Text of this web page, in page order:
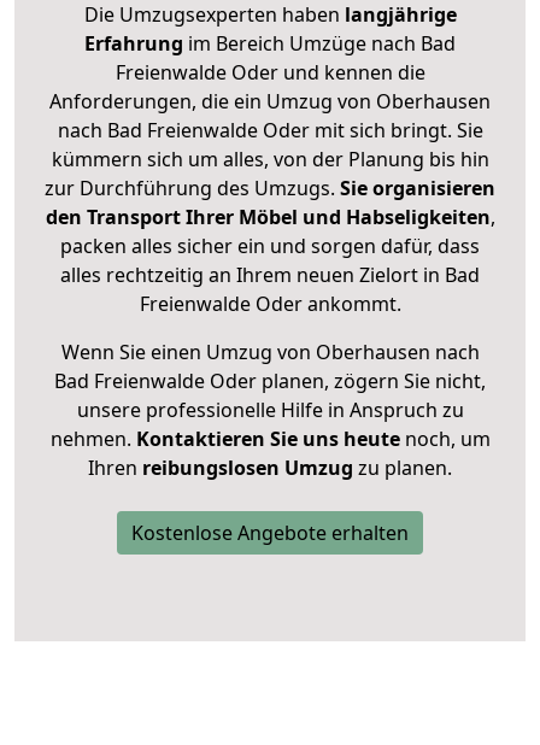
Die Umzugsexperten haben langjährige
Erfahrung im Bereich Umzüge nach Bad
Freienwalde Oder und kennen die
Anforderungen, die ein Umzug von Oberhausen
nach Bad Freienwalde Oder mit sich bringt. Sie
kümmern sich um alles, von der Planung bis hin
zur Durchführung des Umzugs. Sie organisieren
den Transport Ihrer Möbel und Habseligkeiten,
packen alles sicher ein und sorgen dafür, dass
alles rechtzeitig an Ihrem neuen Zielort in Bad
Freienwalde Oder ankommt.
Wenn Sie einen Umzug von Oberhausen nach
Bad Freienwalde Oder planen, zögern Sie nicht,
unsere professionelle Hilfe in Anspruch zu
nehmen. Kontaktieren Sie uns heutenoch, um
Ihren reibungslosen Umzug zu planen.
Kostenlose Angebote erhalten